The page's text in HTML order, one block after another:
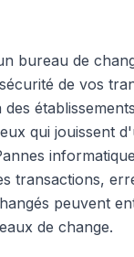
bureau de
de vos
des
qui jouissent
transactions,
peuvent
de change.